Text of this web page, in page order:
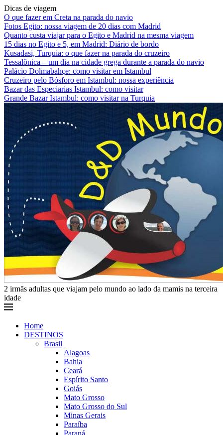
Dicas de viagem
O que fazer em Creta na parada do navio
Fotos Egito: nossa viagem de 20 dias com Madrid
Quanto custa viajar para o Egito e Madrid na mesma viagem
15 dias no Egito e 5, em Madrid: Diário de bordo
Kusadasi, Turquia: o que fazer na parada do cruzeiro
Tessalônica – um dia na cidade grega durante a parada do navio
Palácio Dolmabahçe: como visitar em Istambul
Cruzeiro pelo Bósforo em Istambul: nossa experiência
Bazar das Especiarias Istambul: como visitar
Grande Bazar Istambul: como visitar na Turquia
2 irmãs adultas que viajam pelo mundo ao lado da mamis na terceira
idade
Home
DESTINOS
Brasil
Alagoas
Bahia
Ceará
Espírito Santo
Goiás
Mato Grosso
Mato Grosso do Sul
Minas Gerais
Paraíba
Paraná